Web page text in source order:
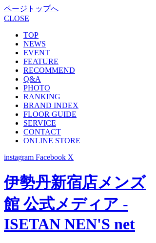
ページトップへ
CLOSE
TOP
NEWS
EVENT
FEATURE
RECOMMEND
Q&A
PHOTO
RANKING
BRAND INDEX
FLOOR GUIDE
SERVICE
CONTACT
ONLINE STORE
instagram Facebook X
伊勢丹新宿店メンズ
館 公式メディア -
ISETAN NEN'S net